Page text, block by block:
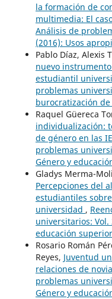
la formación de
multimedia: El
Análisis de
(2016): Usos
Pablo Díaz, Alexis
nuevo
estudiantil
problemas
burocratización
Raquel Güereca
individualización:
de género en las
problemas
Género y
Gladys Merma-
Percepciones del
estudiantiles
universidad ,
universitarios: Vol.
educación superior
Rosario Román
Reyes, Juventud
relaciones de
problemas
Género y